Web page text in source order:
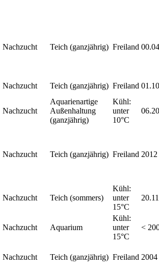
Nachzucht Teich (ganzjährig) Freiland
Nachzucht Teich (ganzjährig) Freiland
Nachzucht
Aquarienartige
Außenhaltung
(ganzjährig)
Kühl:
unter
10°C
Nachzucht Teich (ganzjährig) Freiland 2012
Nachzucht Teich (sommers)
Kühl:
unter
15°C
Nachzucht Aquarium
Kühl:
unter
15°C
<
Nachzucht Teich (ganzjährig) Freiland 2004